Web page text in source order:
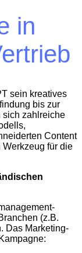
in
sein kreatives
bis zur
sich zahlreiche
Content
für die
(z.B.
Das Marketing-